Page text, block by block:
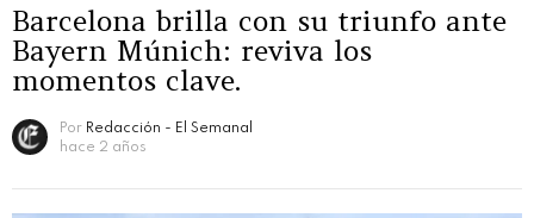
Barcelona brilla con su triunfo ante
Bayern Múnich: reviva los
momentos clave.
Por Redacción - El Semanal
hace 2 años